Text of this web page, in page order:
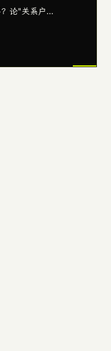
论"关系户...